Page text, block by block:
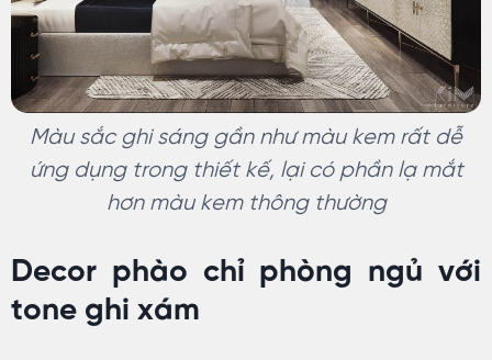
Màu sắc ghi sáng gần như màu kem rất dễ
ứng dụng trong thiết kế, lại có phần lạ mắt
hơn màu kem thông thường
Decor phào chỉ phòng ngủ với
tone ghi xám